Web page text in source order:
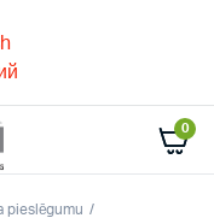
0
pieslēgumu